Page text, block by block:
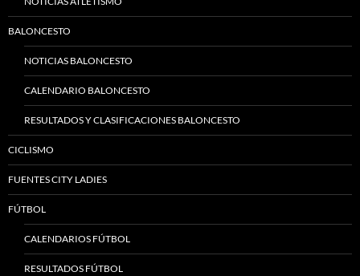
BALONCESTO
NOTICIAS BALONCESTO
CALENDARIO BALONCESTO
RESULTADOS Y CLASIFICACIONES BALONCESTO
CICLISMO
FUENTES CITY LADIES
FÚTBOL
CALENDARIOS FÚTBOL
RESULTADOS FÚTBOL